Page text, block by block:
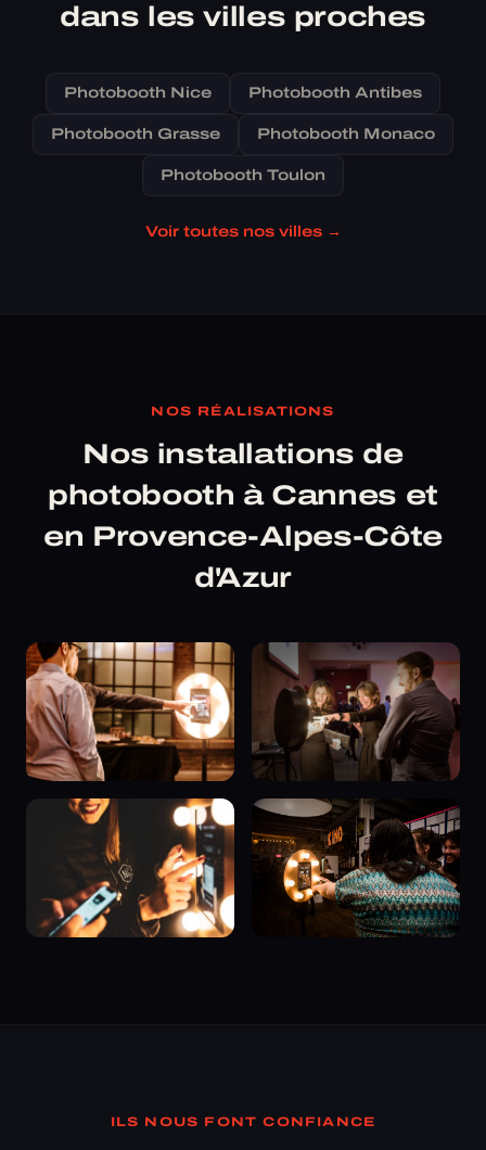
dans les villes proches
Photobooth Nice Photobooth Antibes
Photobooth Grasse Photobooth Monaco
Photobooth Toulon
Voir toutes nos villes →
NOS RÉALISATIONS
Nos installations de
photobooth à Cannes et
en Provence-Alpes-Côte
d'Azur
ILS NOUS FONT CONFIANCE